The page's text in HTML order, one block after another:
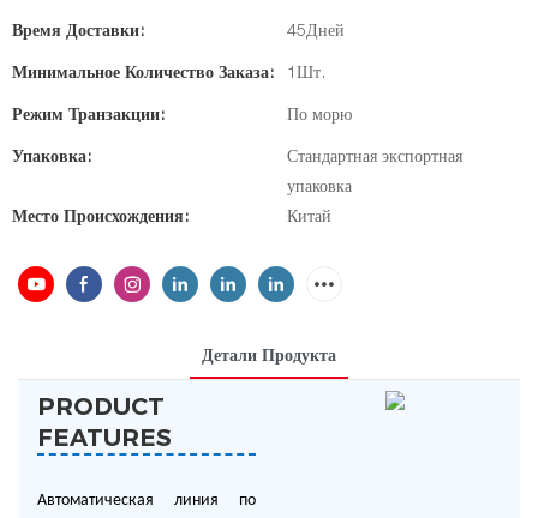
Время Доставки: 45Дней
Минимальное Количество Заказа: 1Шт.
Режим Транзакции: По морю
Упаковка:
Стандартная экспортная
упаковка
Место Происхождения:
Китай
Детали Продукта
PRODUCT
FEATURES
Автоматическая линия по